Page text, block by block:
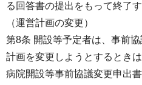
る回答書の提出をもって終了す
（運営計画の変更）
第8条 開設等予定者は、事前
計画を変更しようとするときは
病院開設等事前協議変更申出